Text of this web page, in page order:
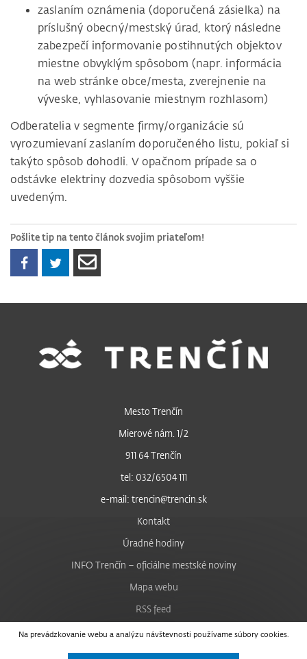
zaslaním oznámenia (doporučená zásielka) na
príslušný obecný/mestský úrad, ktorý následne
zabezpečí informovanie postihnutých objektov
miestne obvyklým spôsobom (napr. informácia
na web stránke obce/mesta, zverejnenie na
výveske, vyhlasovanie miestnym rozhlasom)
Odberatelia v segmente firmy/organizácie sú
vyrozumievaní zaslaním doporučeného listu, pokiaľ si
takýto spôsob dohodli. V opačnom prípade sa o
odstávke elektriny dozvedia spôsobom vyššie
uvedeným.
Pošlite tip na tento článok svojim priateľom!
Na prevádzkovanie webu a analýzu návštevnosti používame súbory cookies.
Mesto Trenčín
Mierové nám. 1/2
911 64 Trenčín
tel: 032/6504 111
e-mail: trencin@trencin.sk
Kontakt
Úradné hodiny
INFO Trenčín – oficiálne mestské noviny
Mapa webu
RSS feed
Nastavenie cookies
Facebook